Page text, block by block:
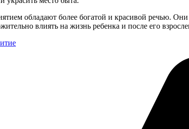
обладают более богатой и красивой речью.
влиять на жизнь ребенка и после его